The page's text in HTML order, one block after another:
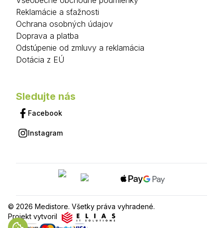
Reklamácie a sťažnosti
Ochrana osobných údajov
Doprava a platba
Odstúpenie od zmluvy a reklamácia
Dotácia z EÚ
Sledujte nás
Facebook
Instagram
© 2026 Medistore. Všetky práva vyhradené.
Projekt vytvoril